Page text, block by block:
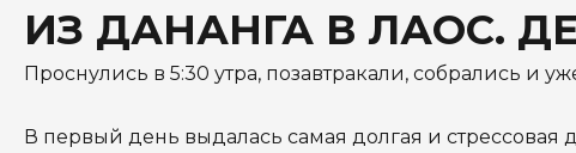
ИЗ ДАНАНГА В ЛАОС.
Проснулись в 5:30 утра, позавтракали, собрались и
В первый день выдалась самая долгая и стрессовая